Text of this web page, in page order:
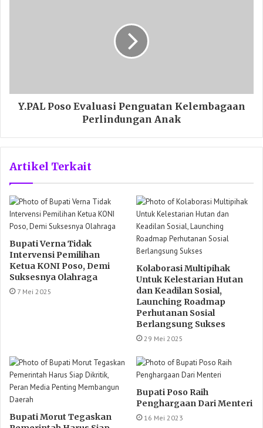
Y.PAL Poso Evaluasi Penguatan Kelembagaan
Perlindungan Anak
Artikel Terkait
Bupati Verna Tidak
Intervensi Pemilihan
Ketua KONI Poso, Demi
Suksesnya Olahraga
7 Mei 2025
Kolaborasi Multipihak
Untuk Kelestarian Hutan
dan Keadilan Sosial,
Launching Roadmap
Perhutanan Sosial
Berlangsung Sukses
29 Mei 2025
Bupati Morut Tegaskan
Bupati Poso Raih
Penghargaan Dari Menteri
16 Mei 2023